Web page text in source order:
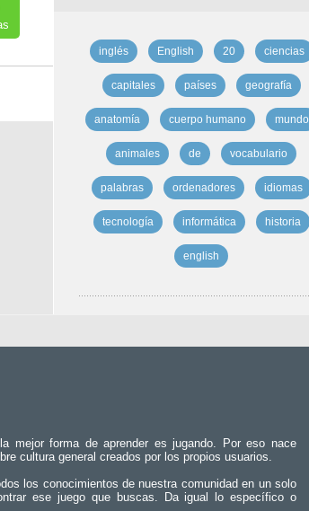
inglés English 20 ciencias
capitales países geografía
anatomía cuerpo humano mundo
animales de vocabulario
palabras ordenadores idiomas
tecnología informática historia
english
mejor forma de aprender es jugando. Por eso nace
cultura general creados por los propios usuarios.
los conocimientos de nuestra comunidad en un solo
ese juego que buscas. Da igual lo específico o